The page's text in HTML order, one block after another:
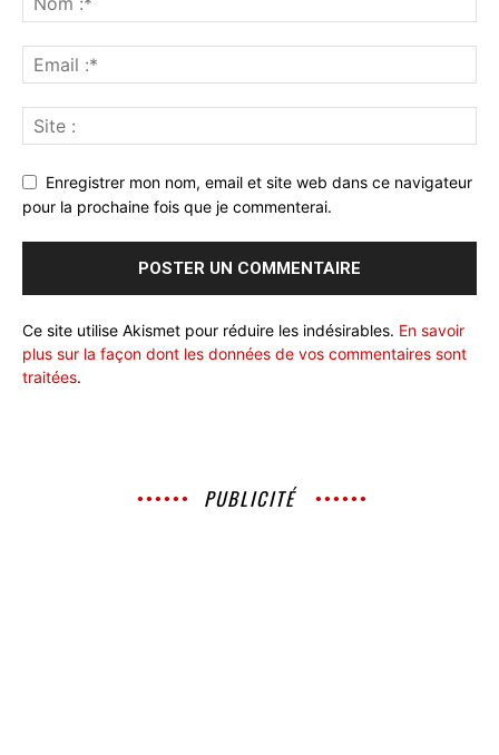
Enregistrer mon nom, email et site web dans ce navigateur
pour la prochaine fois que je commenterai.
Ce site utilise Akismet pour réduire les indésirables. En savoir
plus sur la façon dont les données de vos commentaires sont
traitées.
PUBLICITÉ